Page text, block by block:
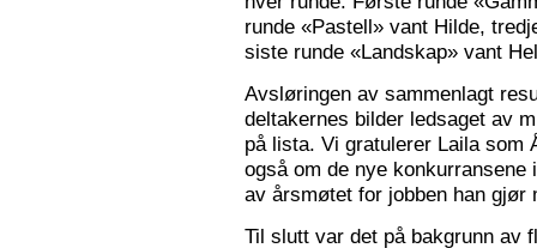
runde «Pastell» vant Hilde,
siste runde «Landskap» vant
Avsløringen av sammenlagt
deltakernes bilder ledsaget av
på lista. Vi gratulerer Laila som
også om de nye
av årsmøtet for jobben han gjør
Til slutt var det på bakgrunn av